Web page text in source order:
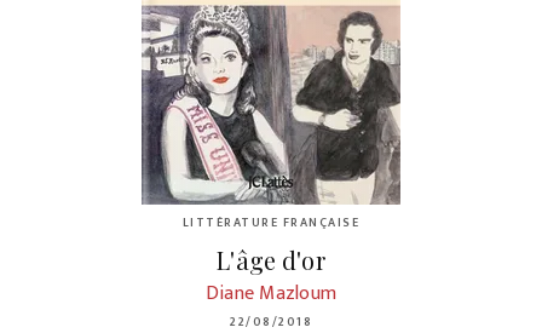
LITTÉRATURE FRANÇAISE
L'âge d'or
Diane Mazloum
22/08/2018